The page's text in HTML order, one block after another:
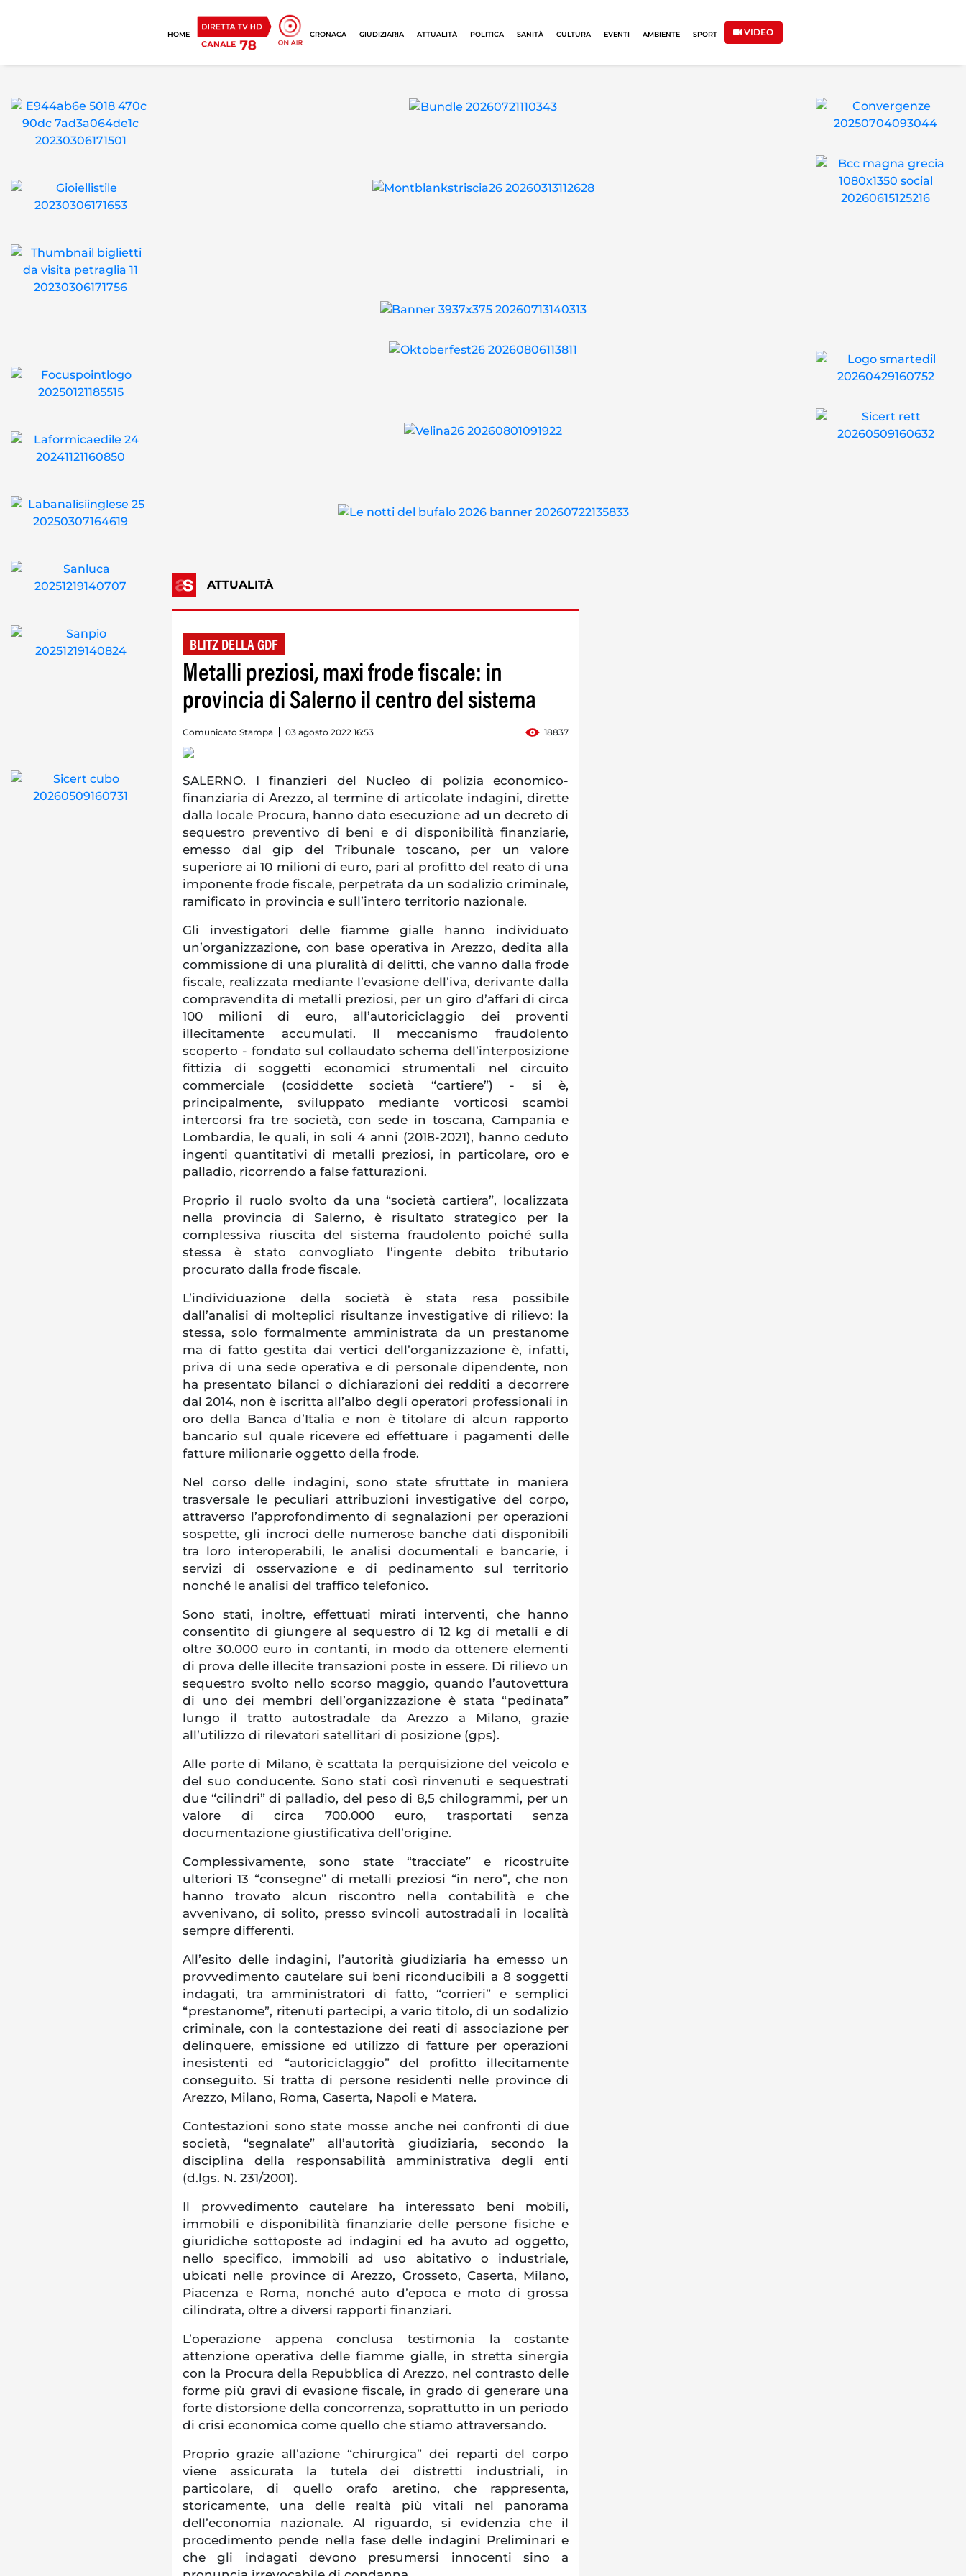
HOME CRONACA GIUDIZIARIA ATTUALITÀ POLITICA SANITÀ CULTURA EVENTI AMBIENTE SPORT VIDEO
ATTUALITÀ
BLITZ DELLA GDF
Metalli preziosi, maxi frode fiscale: in
provincia di Salerno il centro del sistema
Comunicato Stampa 03 agosto 2022 16:53 18837
SALERNO. I finanzieri del Nucleo di polizia economico-
finanziaria di Arezzo, al termine di articolate indagini, dirette
dalla locale Procura, hanno dato esecuzione ad un decreto di
sequestro preventivo di beni e di disponibilità finanziarie,
emesso dal gip del Tribunale toscano, per un valore
superiore ai 10 milioni di euro, pari al profitto del reato di una
imponente frode fiscale, perpetrata da un sodalizio criminale,
ramificato in provincia e sull’intero territorio nazionale.
Gli investigatori delle fiamme gialle hanno individuato
un’organizzazione, con base operativa in Arezzo, dedita alla
commissione di una pluralità di delitti, che vanno dalla frode
fiscale, realizzata mediante l’evasione dell’iva, derivante dalla
compravendita di metalli preziosi, per un giro d’affari di circa
100 milioni di euro, all’autoriciclaggio dei proventi
illecitamente accumulati. Il meccanismo fraudolento
scoperto - fondato sul collaudato schema dell’interposizione
fittizia di soggetti economici strumentali nel circuito
commerciale (cosiddette società “cartiere”) - si è,
principalmente, sviluppato mediante vorticosi scambi
intercorsi fra tre società, con sede in toscana, Campania e
Lombardia, le quali, in soli 4 anni (2018-2021), hanno ceduto
ingenti quantitativi di metalli preziosi, in particolare, oro e
palladio, ricorrendo a false fatturazioni.
Proprio il ruolo svolto da una “società cartiera”, localizzata
nella provincia di Salerno, è risultato strategico per la
complessiva riuscita del sistema fraudolento poiché sulla
stessa è stato convogliato l’ingente debito tributario
procurato dalla frode fiscale.
L’individuazione della società è stata resa possibile
dall’analisi di molteplici risultanze investigative di rilievo: la
stessa, solo formalmente amministrata da un prestanome
ma di fatto gestita dai vertici dell’organizzazione è, infatti,
priva di una sede operativa e di personale dipendente, non
ha presentato bilanci o dichiarazioni dei redditi a decorrere
dal 2014, non è iscritta all’albo degli operatori professionali in
oro della Banca d’Italia e non è titolare di alcun rapporto
bancario sul quale ricevere ed effettuare i pagamenti delle
fatture milionarie oggetto della frode.
Nel corso delle indagini, sono state sfruttate in maniera
trasversale le peculiari attribuzioni investigative del corpo,
attraverso l’approfondimento di segnalazioni per operazioni
sospette, gli incroci delle numerose banche dati disponibili
tra loro interoperabili, le analisi documentali e bancarie, i
servizi di osservazione e di pedinamento sul territorio
nonché le analisi del traffico telefonico.
Sono stati, inoltre, effettuati mirati interventi, che hanno
consentito di giungere al sequestro di 12 kg di metalli e di
oltre 30.000 euro in contanti, in modo da ottenere elementi
di prova delle illecite transazioni poste in essere. Di rilievo un
sequestro svolto nello scorso maggio, quando l’autovettura
di uno dei membri dell’organizzazione è stata “pedinata”
lungo il tratto autostradale da Arezzo a Milano, grazie
all’utilizzo di rilevatori satellitari di posizione (gps).
Alle porte di Milano, è scattata la perquisizione del veicolo e
del suo conducente. Sono stati così rinvenuti e sequestrati
due “cilindri” di palladio, del peso di 8,5 chilogrammi, per un
valore di circa 700.000 euro, trasportati senza
documentazione giustificativa dell’origine.
Complessivamente, sono state “tracciate” e ricostruite
ulteriori 13 “consegne” di metalli preziosi “in nero”, che non
hanno trovato alcun riscontro nella contabilità e che
avvenivano, di solito, presso svincoli autostradali in località
sempre differenti.
All’esito delle indagini, l’autorità giudiziaria ha emesso un
provvedimento cautelare sui beni riconducibili a 8 soggetti
indagati, tra amministratori di fatto, “corrieri” e semplici
“prestanome”, ritenuti partecipi, a vario titolo, di un sodalizio
criminale, con la contestazione dei reati di associazione per
delinquere, emissione ed utilizzo di fatture per operazioni
inesistenti ed “autoriciclaggio” del profitto illecitamente
conseguito. Si tratta di persone residenti nelle province di
Arezzo, Milano, Roma, Caserta, Napoli e Matera.
Contestazioni sono state mosse anche nei confronti di due
società, “segnalate” all’autorità giudiziaria, secondo la
disciplina della responsabilità amministrativa degli enti
(d.lgs. N. 231/2001).
Il provvedimento cautelare ha interessato beni mobili,
immobili e disponibilità finanziarie delle persone fisiche e
giuridiche sottoposte ad indagini ed ha avuto ad oggetto,
nello specifico, immobili ad uso abitativo o industriale,
ubicati nelle province di Arezzo, Grosseto, Caserta, Milano,
Piacenza e Roma, nonché auto d’epoca e moto di grossa
cilindrata, oltre a diversi rapporti finanziari.
L’operazione appena conclusa testimonia la costante
attenzione operativa delle fiamme gialle, in stretta sinergia
con la Procura della Repubblica di Arezzo, nel contrasto delle
forme più gravi di evasione fiscale, in grado di generare una
forte distorsione della concorrenza, soprattutto in un periodo
di crisi economica come quello che stiamo attraversando.
Proprio grazie all’azione “chirurgica” dei reparti del corpo
viene assicurata la tutela dei distretti industriali, in
particolare, di quello orafo aretino, che rappresenta,
storicamente, una delle realtà più vitali nel panorama
dell’economia nazionale. Al riguardo, si evidenzia che il
procedimento pende nella fase delle indagini Preliminari e
che gli indagati devono presumersi innocenti sino a